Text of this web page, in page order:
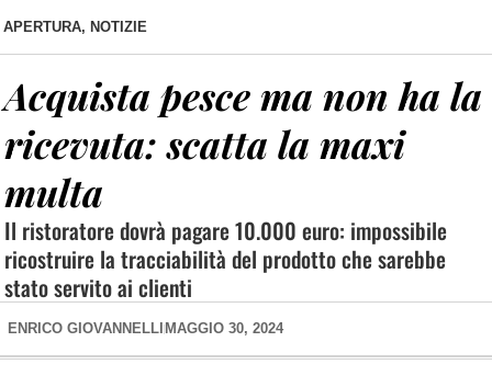
APERTURA, NOTIZIE
Acquista pesce ma non ha la
ricevuta: scatta la maxi
multa
Il ristoratore dovrà pagare 10.000 euro: impossibile
ricostruire la tracciabilità del prodotto che sarebbe
stato servito ai clienti
ENRICO GIOVANNELLI MAGGIO 30, 2024